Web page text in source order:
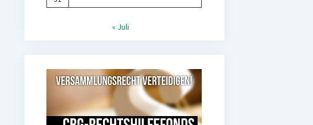
« Juli